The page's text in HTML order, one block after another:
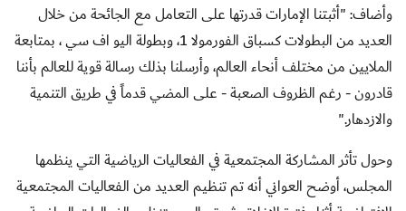
وأضاف: "أثبتنا الإمارات قدرتها على التعامل مع الجائحة من خلال
العديد من البطولات كسباق الفورمولا 1، وبطولة اليو اف سي ، بمتابعة
الملايين من مختلف أنحاء العالم، وأرسلنا بذلك رسالة قوية للعالم بأننا
قادرون - رغم الظروف الصعبة - على المضي قدماً في طريق التنمية
والازدهار".
وحول تأثر المشاركة المجتمعية في الفعاليات الرياضية التي ينظمها
المجلس، أوضح العواني أنه تم تنظيم العديد من الفعاليات المجتمعية